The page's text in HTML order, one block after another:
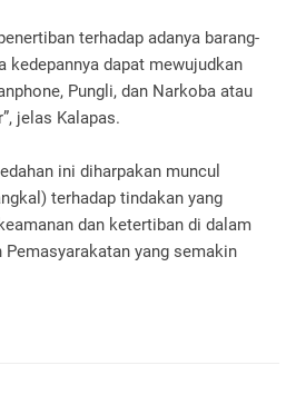
terhadap adanya barang-
kedepannya dapat mewujudkan
Pungli, dan Narkoba atau
jelas Kalapas.
ini diharpakan muncul
terhadap tindakan yang
dan ketertiban di dalam
yang semakin